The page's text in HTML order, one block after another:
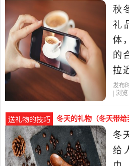
或
礼
中
礼
秋
礼
体
的
拉
为
不
户
送
必
发布
| 浏
送礼物的技巧 冬天的礼物（冬天带给
冬
给